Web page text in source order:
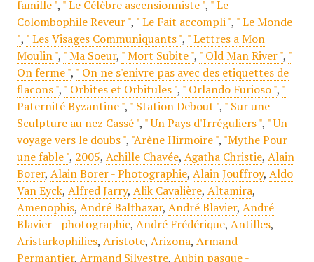
famille ", " Le Célèbre ascensionniste ", " Le
Colombophile Reveur ", " Le Fait accompli ", " Le Monde
", " Les Visages Communiquants ", " Lettres a Mon
Moulin ", " Ma Soeur, " Mort Subite ", " Old Man River ", "
On ferme ", " On ne s'enivre pas avec des etiquettes de
flacons ", " Orbites et Orbitules ", " Orlando Furioso ", "
Paternité Byzantine ", " Station Debout ", " Sur une
Sculpture au nez Cassé ", " Un Pays d'Irréguliers ", " Un
voyage vers le doubs ", "Arène Hirmoire ", "Mythe Pour
une fable ", 2005, Achille Chavée, Agatha Christie, Alain
Borer, Alain Borer - Photographie, Alain Jouffroy, Aldo
Van Eyck, Alfred Jarry, Alik Cavalière, Altamira,
Amenophis, André Balthazar, André Blavier, André
Blavier - photographie, André Frédérique, Antilles,
Aristarkophilies, Aristote, Arizona, Armand
Permantier, Armand Silvestre, Aubin pasque -